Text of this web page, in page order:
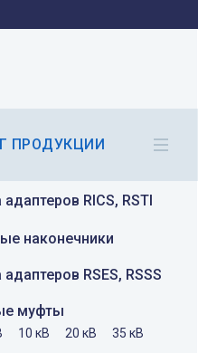
ПРОДУКЦИИ
RICS, RSTI
наконечники
RSES, RSSS
муфты
10 кВ 20 кВ 35 кВ